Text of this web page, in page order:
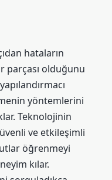
hataların
parçası olduğunu
yöntemlerini
Teknolojinin
ve etkileşimli
öğrenmeyi
kılar.